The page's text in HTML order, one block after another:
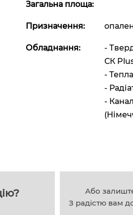
Загальна площа:
Призначення:
Обладнання:
-
СК
-
-
-
Або
З радістю вам